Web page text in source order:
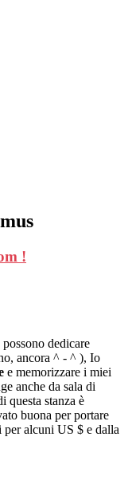
!
dedicare
ancora ^ - ^ ), Io
e memorizzare i miei
anche da sala di
questa stanza è
buona per portare
alcuni US $ e dalla